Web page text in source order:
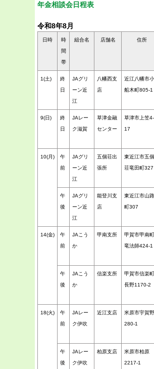
年金相談会日程表
令和8年8月
日時
時
間
帯
組合名 店舗名 住所
1(土)
終
日
JAグリ
ーン近
江
八幡西支
店
近江八幡市小
船木町805-1
9(日)
終
日
JAレー
ク滋賀
草津金融
センター
草津市上笠
17
10(月)
午
前
JAグリ
ーン近
江
五個荘出
張所
東近江市五個
荘竜田町327
午
後
JAグリ
ーン近
江
能登川支
店
東近江市山路
町307
14(金)
午
前
JAこう
か
甲南支所
甲賀市甲南町
竜法師424-1
午
後
JAこう
か
信楽支所
甲賀市信楽町
長野1170-2
18(火)
午
前
JAレー
ク伊吹
近江支店
米原市宇賀野
280-1
午
後
JAレー
ク伊吹
柏原支店
米原市柏原
2217-1